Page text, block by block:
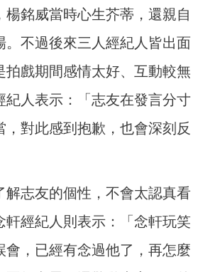
楊銘威當時心生芥蒂，還親自
。不過後來三人經紀人皆出面
拍戲期間感情太好、互動較無
紀人表示：「志友在發言分寸
，對此感到抱歉，也會深刻反
解志友的個性，不會太認真看
軒經紀人則表示：「念軒玩笑
會，已經有念過他了，再怎麼